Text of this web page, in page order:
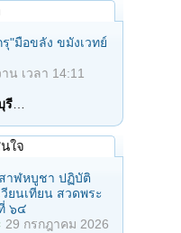
รุ"มือขลัง ขมังเวทย์
าน เวลา 14:11
รี…
ใจ
าฬหบูชา ปฏิบัติ
ยนเทียน สวดพระ
๖๔
29 กรกฎาคม 2026